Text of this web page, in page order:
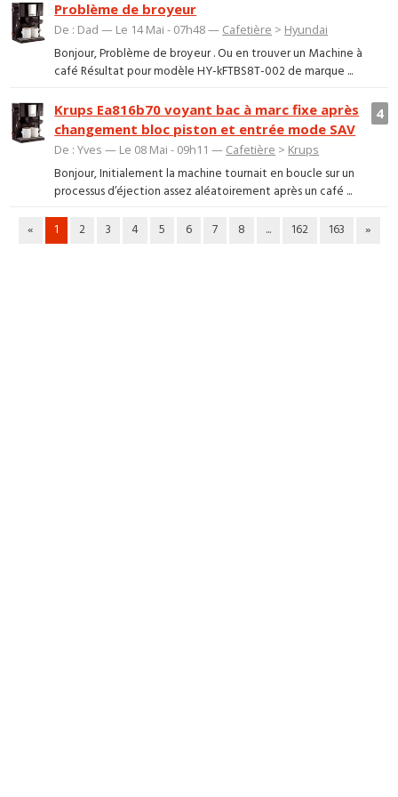
Problème de broyeur
De : Dad — Le 14 Mai - 07h48 — Cafetière > Hyundai
Bonjour, Problème de broyeur . Ou en trouver un Machine à
café Résultat pour modèle HY-kFTBS8T-002 de marque ...
4
Krups Ea816b70 voyant bac à marc fixe après
changement bloc piston et entrée mode SAV
De : Yves — Le 08 Mai - 09h11 — Cafetière > Krups
Bonjour, Initialement la machine tournait en boucle sur un
processus d’éjection assez aléatoirement après un café ...
« 1 2 3 4 5 6 7 8 ... 162 163 »